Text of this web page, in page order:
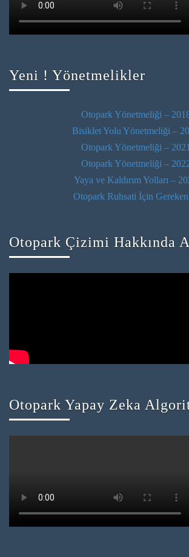
Yeni ! Yönetmelikler
Otopark Yönetmeliği –
Bisiklet Yolu Yönetmeliği –
Otopark Yönetmeliği – 2021
Otopark Yönetmeliği –
Yaya ve Kaldırım Yolları –
Otopark Ruhsati İçin
Otopark Çizimi Hakkında
Otopark Yapay Zeka